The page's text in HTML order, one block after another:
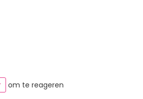
om te reageren